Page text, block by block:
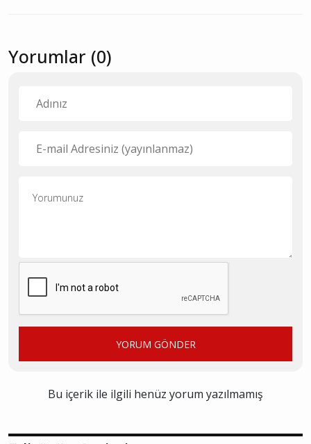
Yorumlar (0)
YORUM GÖNDER
Bu içerik ile ilgili henüz yorum yazılmamış